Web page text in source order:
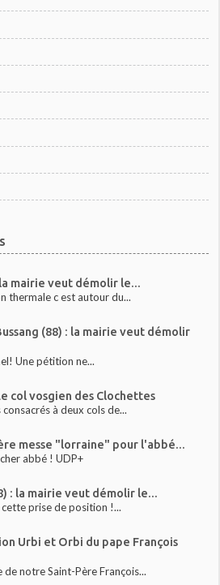
la mairie veut démolir le...
thermale c est autour du...
(88) : la mairie veut démolir
Une pétition ne...
col vosgien des Clochettes
à deux cols de...
messe "lorraine" pour l'abbé...
abbé ! UDP+
: la mairie veut démolir le...
prise de position !...
Urbi et Orbi du pape François
notre Saint-Père François...